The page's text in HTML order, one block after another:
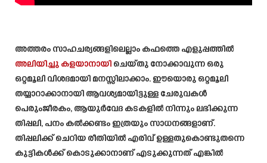
അത്തരം സാഹചര്യങ്ങളിലെല്ലാം കഫത്തെ എളുപ്പത്തിൽ
അലിയിച്ചു കളയാനായി ചെയ്തു നോക്കാവുന്ന ഒരു
ഒറ്റമൂലി വിശദമായി മനസ്സിലാക്കാം. ഈയൊരു ഒറ്റമൂലി
തയ്യാറാക്കാനായി ആവശ്യമായിട്ടുള്ള ചേരുവകൾ
പെരുംജീരകം, ആയുർവേദ കടകളിൽ നിന്നും ലഭിക്കുന്ന
തിപ്പലി, പനം കൽക്കണ്ടം ഇത്രയും സാധനങ്ങളാണ്.
തിപ്പലിക്ക് ചെറിയ രീതിയിൽ എരിവ് ഉള്ളതുകൊണ്ടുതന്നെ
കുട്ടികൾക്ക് കൊടുക്കാനാണ് എടുക്കുന്നത് എങ്കിൽ